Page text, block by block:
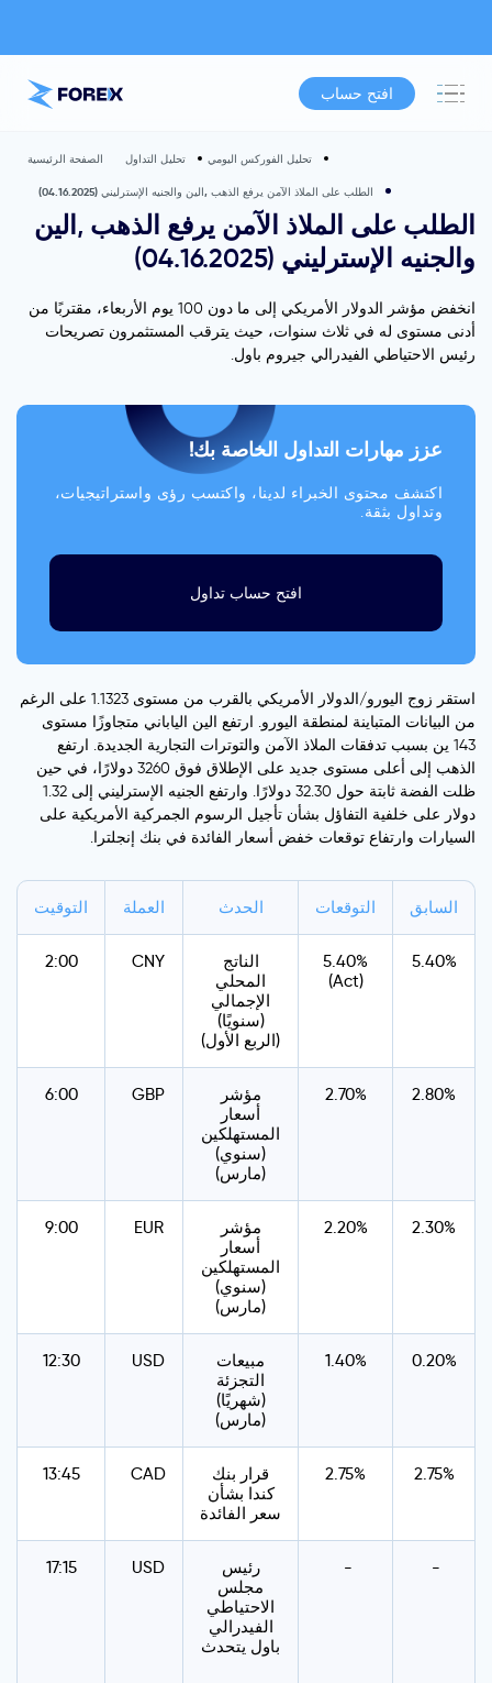
افتح حساب
الصفحة الرئيسية تحليل التداول تحليل الفوركس اليومي
الطلب على الملاذ الآمن يرفع الذهب ,الين والجنيه الإسترليني (04.16.2025)
الطلب على الملاذ الآمن يرفع الذهب ,الين
والجنيه الإسترليني (04.16.2025)
انخفض مؤشر الدولار الأمريكي إلى ما دون 100 يوم الأربعاء، مقتربًا من
أدنى مستوى له في ثلاث سنوات، حيث يترقب المستثمرون تصريحات
رئيس الاحتياطي الفيدرالي جيروم باول.
عزز مهارات التداول الخاصة بك!
اكتشف محتوى الخبراء لدينا، واكتسب رؤى واستراتيجيات،
وتداول بثقة.
افتح حساب تداول
استقر زوج اليورو/الدولار الأمريكي بالقرب من مستوى 1.1323 على الرغم
من البيانات المتباينة لمنطقة اليورو. ارتفع الين الياباني متجاوزًا مستوى
143 ين بسبب تدفقات الملاذ الآمن والتوترات التجارية الجديدة. ارتفع
الذهب إلى أعلى مستوى جديد على الإطلاق فوق 3260 دولارًا، في حين
ظلت الفضة ثابتة حول 32.30 دولارًا. وارتفع الجنيه الإسترليني إلى 1.32
دولار على خلفية التفاؤل بشأن تأجيل الرسوم الجمركية الأمريكية على
السيارات وارتفاع توقعات خفض أسعار الفائدة في بنك إنجلترا.
التوقيت العملة الحدث التوقعات السابق
2:00 CNY
الناتج
المحلي
الإجمالي
(سنويًا)
(الربع الأول)
5.40%
(Act)
5.40%
6:00 GBP
مؤشر
أسعار
المستهلكين
(سنوي)
(مارس)
2.70% 2.80%
9:00 EUR
مؤشر
أسعار
المستهلكين
(سنوي)
(مارس)
2.20% 2.30%
12:30 USD
مبيعات
التجزئة
(شهريًا)
(مارس)
1.40% 0.20%
13:45 CAD
قرار بنك
كندا بشأن
سعر الفائدة
2.75% 2.75%
17:15 USD
رئيس
مجلس
الاحتياطي
الفيدرالي
باول يتحدث
- -